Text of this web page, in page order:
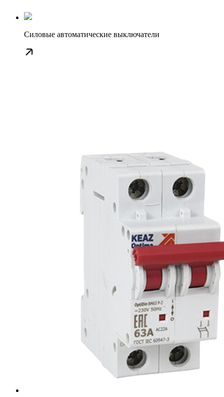
Силовые автоматические выключатели